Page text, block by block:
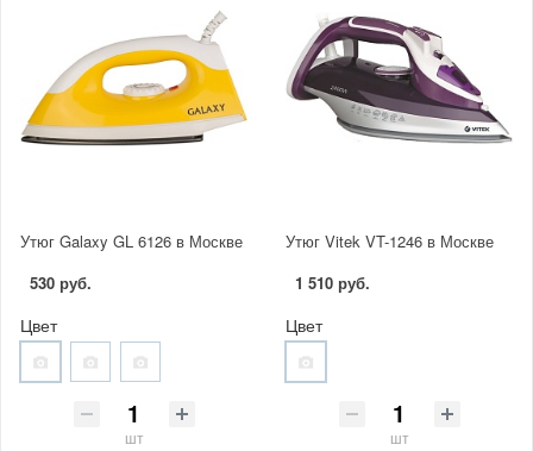
Утюг Galaxy GL 6126 в Москве
530 руб.
Цвет
шт
Утюг Vitek VT-1246 в Москве
1 510 руб.
Цвет
шт